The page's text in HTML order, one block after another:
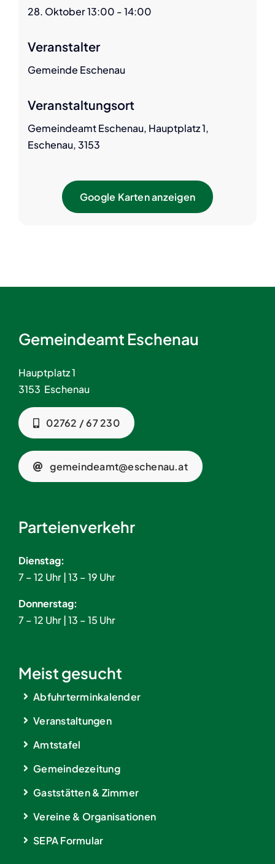
28. Oktober 13:00 - 14:00
Veranstalter
Gemeinde Eschenau
Veranstaltungsort
Gemeindeamt Eschenau, Hauptplatz 1,
Eschenau, 3153
Google Karten anzeigen
Gemeindeamt Eschenau
Hauptplatz 1
3153 Eschenau
02762 / 67 230
gemeindeamt@eschenau.at
Parteienverkehr
Dienstag:
7 – 12 Uhr | 13 – 19 Uhr
Donnerstag:
7 – 12 Uhr | 13 – 15 Uhr
Meist gesucht
Abfuhrterminkalender
Veranstaltungen
Amtstafel
Gemeindezeitung
Gaststätten & Zimmer
Vereine & Organisationen
SEPA Formular